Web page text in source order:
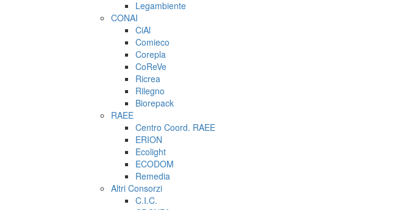
Legambiente
CONAI
CiAl
Comieco
Corepla
CoReVe
Ricrea
Rilegno
Biorepack
RAEE
Centro Coord. RAEE
ERION
Ecolight
ECODOM
Remedia
Altri Consorzi
C.I.C.